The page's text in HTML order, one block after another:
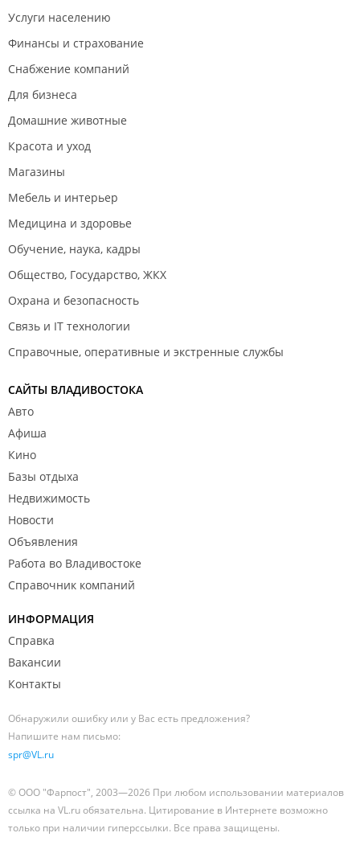
Услуги населению
Финансы и страхование
Снабжение компаний
Для бизнеса
Домашние животные
Красота и уход
Магазины
Мебель и интерьер
Медицина и здоровье
Обучение, наука, кадры
Общество, Государство, ЖКХ
Охрана и безопасность
Связь и IT технологии
Справочные, оперативные и экстренные службы
САЙТЫ ВЛАДИВОСТОКА
Авто
Афиша
Кино
Базы отдыха
Недвижимость
Новости
Объявления
Работа во Владивостоке
Справочник компаний
ИНФОРМАЦИЯ
Справка
Вакансии
Контакты
Обнаружили ошибку или у Вас есть предложения?
Напишите нам письмо:
spr@VL.ru
© ООО "Фарпост", 2003—2026 При любом использовании материалов
ссылка на VL.ru обязательна. Цитирование в Интернете возможно
только при наличии гиперссылки. Все права защищены.